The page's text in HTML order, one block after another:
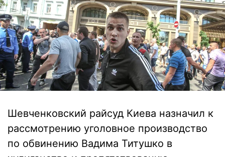
Шевченковский райсуд Киева назначил к
рассмотрению уголовное производство
по обвинению Вадима Титушко в